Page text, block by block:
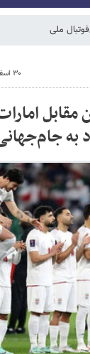
فوتبال ملی
۳۰ اسفند ۱۴۰۳ - ۰۸:۰۰
مقابل
به